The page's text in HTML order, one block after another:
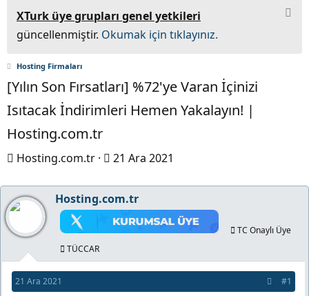
XTurk üye grupları genel yetkileri
güncellenmiştir. Okumak için tıklayınız.
Hosting Firmaları
[Yılın Son Fırsatları] %72'ye Varan İçinizi
Isıtacak İndirimleri Hemen Yakalayın! |
Hosting.com.tr
K
n
b
u
u
b
Hosting.com.tr
B
ş
l
a
g
21 Ara 2021
Hosting.com.tr
TC Onaylı Üye
TÜCCAR
21 Ara 2021 #1